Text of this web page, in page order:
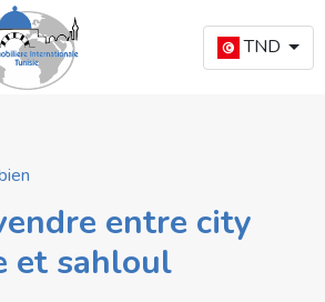
TND
entre city
et sahloul